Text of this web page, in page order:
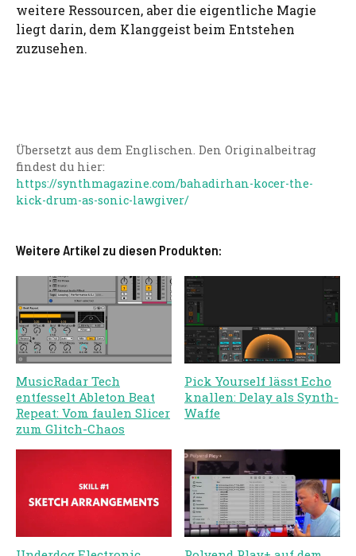
weitere Ressourcen, aber die eigentliche Magie
liegt darin, dem Klanggeist beim Entstehen
zuzusehen.
Übersetzt aus dem Englischen. Den Originalbeitrag
findest du hier:
https://synthmagazine.com/bahadirhan-kocer-the-
kick-drum-as-sonic-lawgiver/
Weitere Artikel zu diesen Produkten:
MusicRadar Tech
entfesselt Ableton Beat
Repeat: Vom faulen Slicer
zum Glitch-Chaos
Pick Yourself lässt Echo
knallen: Delay als Synth-
Waffe